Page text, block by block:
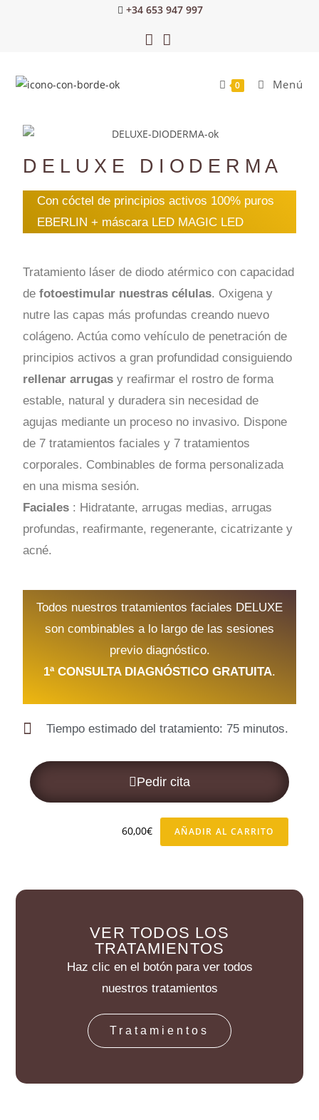
+34 653 947 997
0 Menú
DELUXE DIODERMA
Con cóctel de principios activos 100% puros
EBERLIN + máscara LED MAGIC LED
Tratamiento láser de diodo atérmico con capacidad
defotoestimular nuestras células. Oxigena y
nutre las capas más profundas creando nuevo
colágeno. Actúa como vehículo de penetración de
principios activos a gran profundidad consiguiendo
rellenar arrugas y reafirmar el rostro de forma
estable, natural y duradera sin necesidad de
agujas mediante un proceso no invasivo. Dispone
de 7 tratamientos faciales y 7 tratamientos
corporales. Combinables de forma personalizada
en una misma sesión.
Faciales : Hidratante, arrugas medias, arrugas
profundas, reafirmante, regenerante, cicatrizante y
acné.
Todos nuestros tratamientos faciales DELUXE
son combinables a lo largo de las sesiones
previo diagnóstico.
1ª CONSULTA DIAGNÓSTICO GRATUITA.
Tiempo estimado del tratamiento: 75 minutos.
Pedir cita
60,00€ AÑADIR AL CARRITO
VER TODOS LOS
TRATAMIENTOS
Haz clic en el botón para ver todos
nuestros tratamientos
Tratamientos